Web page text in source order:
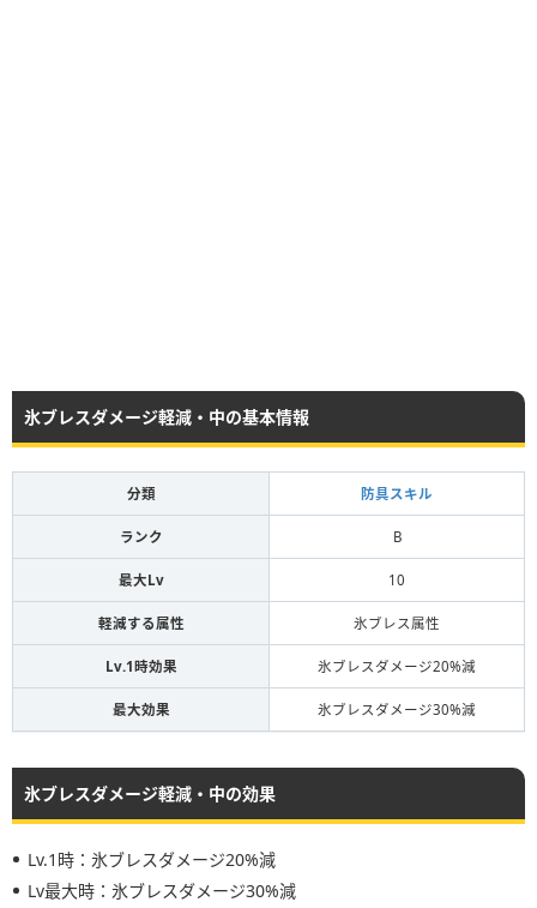
氷ブレスダメージ軽減・中の基本情報
分類 防具スキル
ランク B
最大Lv 10
軽減する属性 氷ブレス属性
Lv.1時効果 氷ブレスダメージ20%減
最大効果 氷ブレスダメージ30%減
氷ブレスダメージ軽減・中の効果
Lv.1時：氷ブレスダメージ20%減
Lv最大時：氷ブレスダメージ30%減